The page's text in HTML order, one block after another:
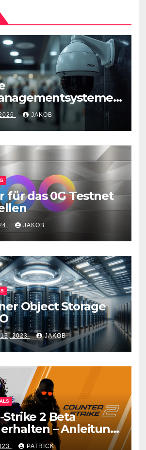
als nur
JAKOB
für das 0G Testnet
JAKOB
Object Storage
13, 2023 JAKOB
2 Beta
– Anleitung
GO Nachfolger
PATRICK